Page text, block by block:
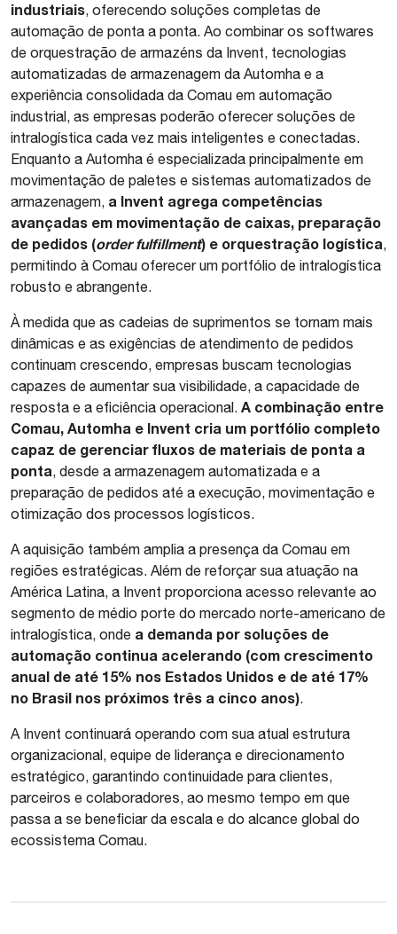
industriais, oferecendo soluções completas de
automação de ponta a ponta. Ao combinar os softwares
de orquestração de armazéns da Invent, tecnologias
automatizadas de armazenagem da Automha e a
experiência consolidada da Comau em automação
industrial, as empresas poderão oferecer soluções de
intralogística cada vez mais inteligentes e conectadas.
Enquanto a Automha é especializada principalmente em
movimentação de paletes e sistemas automatizados de
armazenagem, a Invent agrega competências
avançadas em movimentação de caixas, preparação
de pedidos (order fulfillment) e orquestração logística,
permitindo à Comau oferecer um portfólio de intralogística
robusto e abrangente.
À medida que as cadeias de suprimentos se tornam mais
dinâmicas e as exigências de atendimento de pedidos
continuam crescendo, empresas buscam tecnologias
capazes de aumentar sua visibilidade, a capacidade de
resposta e a eficiência operacional. A combinação entre
Comau, Automha e Invent cria um portfólio completo
capaz de gerenciar fluxos de materiais de ponta a
ponta, desde a armazenagem automatizada e a
preparação de pedidos até a execução, movimentação e
otimização dos processos logísticos.
A aquisição também amplia a presença da Comau em
regiões estratégicas. Além de reforçar sua atuação na
América Latina, a Invent proporciona acesso relevante ao
segmento de médio porte do mercado norte-americano de
intralogística, onde a demanda por soluções de
automação continua acelerando (com crescimento
anual de até 15% nos Estados Unidos e de até 17%
no Brasil nos próximos três a cinco anos).
A Invent continuará operando com sua atual estrutura
organizacional, equipe de liderança e direcionamento
estratégico, garantindo continuidade para clientes,
parceiros e colaboradores, ao mesmo tempo em que
passa a se beneficiar da escala e do alcance global do
ecossistema Comau.